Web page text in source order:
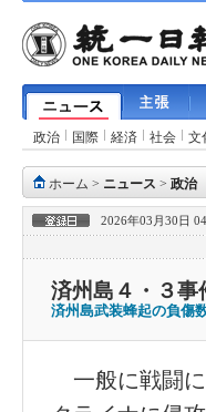
政治 国際 経済 社会 文
ホーム > ニュース > 政治
2026年03月30日
済州島４・３
済州島武装蜂起の負傷
一般に戦闘に